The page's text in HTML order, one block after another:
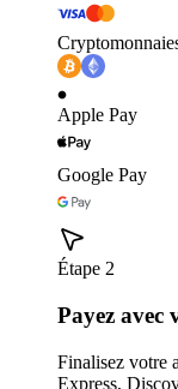
Apple Pay
Google Pay
Étape 2
Payez avec
Finalisez votre
Express,